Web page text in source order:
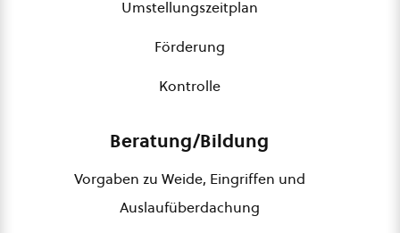
Umstellungszeitplan
Förderung
Kontrolle
Beratung/Bildung
Vorgaben zu Weide, Eingriffen und
Auslaufüberdachung